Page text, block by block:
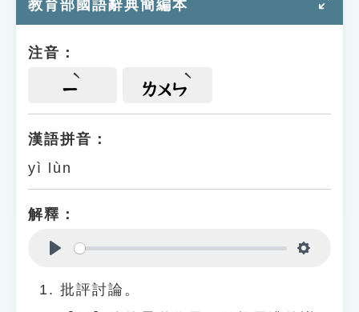
單字索引
遊戲專區
貓頭鷹博士
教育部國語辭典簡編本
注音：
ㄧ ㄌㄨㄣ
漢語拼音：
yì lùn
解釋：
批評討論。